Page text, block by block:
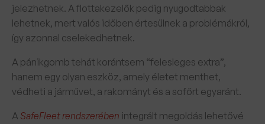
jelezhetnek. A flottakezelők pedig nyugodtabbak
lehetnek, mert valós időben értesülnek a problémákról,
így azonnal cselekedhetnek.
A pánikgomb tehát korántsem “felesleges extra”,
hanem egy olyan eszköz, amely életet menthet,
védheti a járművet, a rakományt és a sofőrt egyaránt.
A SafeFleet rendszerében integrált megoldás lehetővé